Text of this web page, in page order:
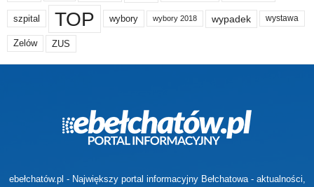
szpital TOP wybory wybory 2018 wypadek wystawa
Zelów ZUS
ebełchatów.pl - Największy portal informacyjny Bełchatowa - aktualności,